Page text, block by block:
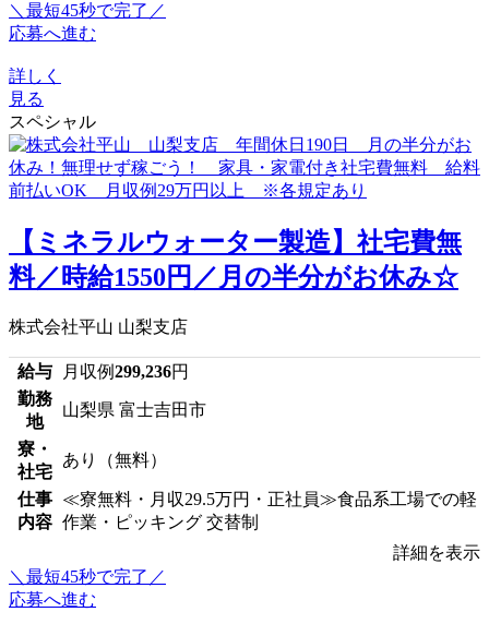
＼最短45秒で完了／
応募へ進む
詳しく
見る
スペシャル
【ミネラルウォーター製造】社宅費無
料／時給1550円／月の半分がお休み☆
株式会社平山 山梨支店
給与 月収例299,236円
勤務
地
山梨県 富士吉田市
寮・
社宅
あり（無料）
仕事
内容
≪寮無料・月収29.5万円・正社員≫食品系工場での軽
作業・ピッキング 交替制
詳細を表示
＼最短45秒で完了／
応募へ進む